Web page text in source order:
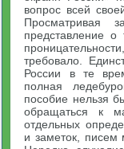
вопрос всей
Просматривая
представление
требовало.
России в те
полная
пособие нельзя
обращаться к
отдельных
и заметок, писем